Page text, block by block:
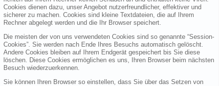
Cookies dienen dazu, unser Angebot nutzerfreundlicher, effektiver und
sicherer zu machen. Cookies sind kleine Textdateien, die auf Ihrem
Rechner abgelegt werden und die Ihr Browser speichert.
Die meisten der von uns verwendeten Cookies sind so genannte “Session-
Cookies”. Sie werden nach Ende Ihres Besuchs automatisch gelöscht.
Andere Cookies bleiben auf Ihrem Endgerät gespeichert bis Sie diese
löschen. Diese Cookies ermöglichen es uns, Ihren Browser beim nächsten
Besuch wiederzuerkennen.
Sie können Ihren Browser so einstellen, dass Sie über das Setzen von